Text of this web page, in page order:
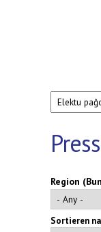
Region
Sortieren